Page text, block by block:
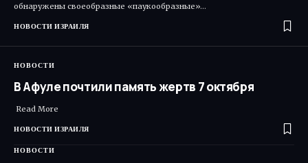
обнаружены своеобразные «паукообразные»…
НОВОСТИ ИЗРАИЛЯ
НОВОСТИ
В Афуле почтили память жертв 7 октября
Read More ​
НОВОСТИ ИЗРАИЛЯ
НОВОСТИ